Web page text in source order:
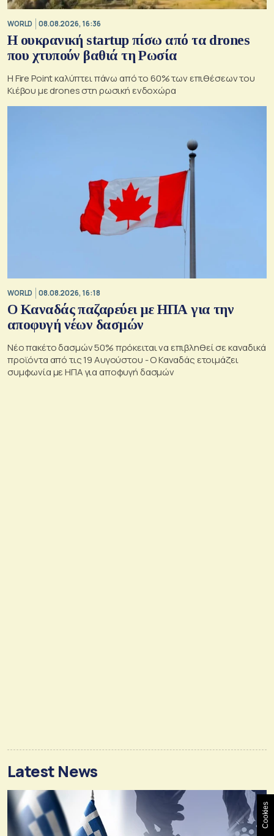
WORLD 08.08.2026, 16:36
Η ουκρανική startup πίσω από τα drones
που χτυπούν βαθιά τη Ρωσία
Η Fire Point καλύπτει πάνω από το 60% των επιθέσεων του
Κιέβου με drones στη ρωσική ενδοχώρα
WORLD 08.08.2026, 16:18
Ο Καναδάς παζαρεύει με ΗΠΑ για την
αποφυγή νέων δασμών
Νέο πακέτο δασμών 50% πρόκειται να επιβληθεί σε καναδικά
προϊόντα από τις 19 Αυγούστου - Ο Καναδάς ετοιμάζει
συμφωνία με ΗΠΑ για αποφυγή δασμών
Latest News
Cookies